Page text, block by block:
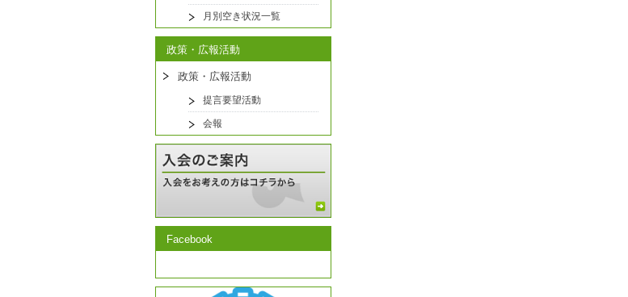
月別空き状況一覧
政策・広報活動
政策・広報活動
提言要望活動
会報
Facebook